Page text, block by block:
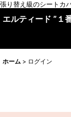
張り替え級のシートカ
エルティード ”１
ホーム > ログイン